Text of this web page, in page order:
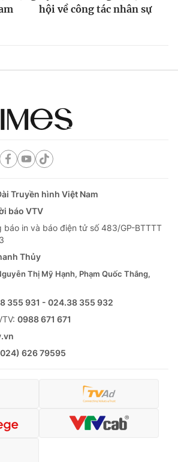
hội về công tác nhân sự
Truyền hình Việt Nam
báo VTV
báo in và báo điện tử số 483/GP-BTTTT
Thủy
Thị Mỹ Hạnh, Phạm Quốc Thắng,
355 931 - 024.38 355 932
0988 671 671
626 79595